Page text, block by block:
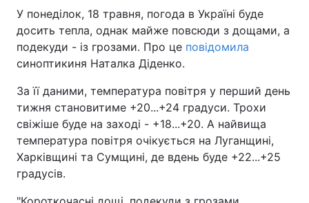
У понеділок, 18 травня, погода в Україні буде
досить тепла, однак майже повсюди з дощами, а
подекуди - із грозами. Про це повідомила
синоптикиня Наталка Діденко.
За її даними, температура повітря у перший день
тижня становитиме +20...+24 градуси. Трохи
свіжіше буде на заході - +18...+20. А найвища
температура повітря очікується на Луганщині,
Харківщині та Сумщині, де вдень буде +22...+25
градусів.